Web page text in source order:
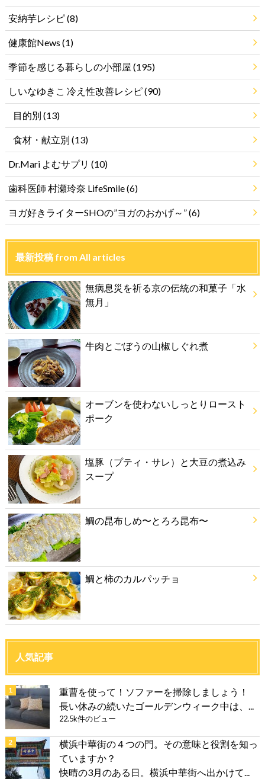
安納芋レシピ(8)
健康館News (1)
季節を感じる暮らしの小部屋 (195)
しいなゆきこ 冷え性改善レシピ(90)
目的別 (13)
食材・献立別 (13)
Dr.Mari よむサプリ (10)
歯科医師 村瀬玲奈 LifeSmile(6)
ヨガ好きライターSHOの”ヨガのおかげ～”(6)
最新投稿 from All articles
無病息災を祈る京の伝統の和菓子「水
無月」
牛肉とごぼうの山椒しぐれ煮
オーブンを使わないしっとりロースト
ポーク
塩豚（プティ・サレ）と大豆の煮込み
スープ
鯛の昆布しめ〜とろろ昆布〜
鯛と柿のカルパッチョ
人気記事
重曹を使って！ソファーを掃除しましょう！
長い休みの続いたゴールデンウィーク中は、...
22.5k件のビュー
横浜中華街の４つの門。その意味と役割を知っ
ていますか？
快晴の3月のある日。横浜中華街へ出かけて...